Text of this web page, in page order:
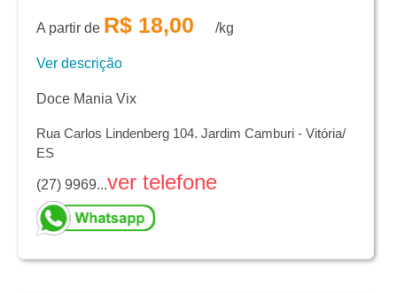
A partir de R$ 18,00 /kg
Ver descrição
Doce Mania Vix
Rua Carlos Lindenberg 104. Jardim Camburi - Vitória/
ES
(27) 9969...ver telefone